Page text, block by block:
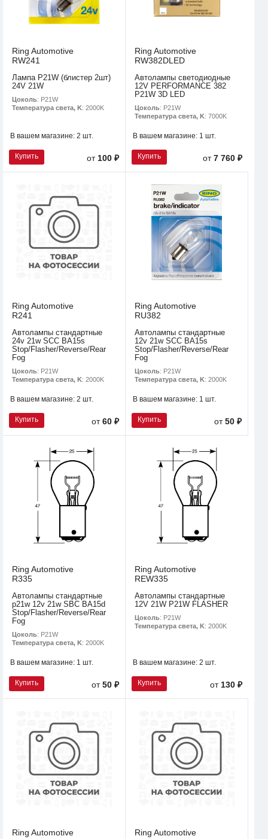
Ring Automotive
RW241
Лампа P21W (блистер 2шт)
24V 21W
Цоколь: P21W
Температура света, K: 2000K
В вашем магазине: 2 шт.
Купить от 100 ₽
Ring Automotive
RW382DLED
Автолампы светодиодные
12V PERFORMANCE 382
P21W 3D LED
Цоколь: P21W
Температура света, K: 7000K
В вашем магазине: 1 шт.
Купить от7 760 ₽
Ring Automotive
R241
Автолампы стандартные
24v 21w SCC BA15s
Stop/Flasher/Reverse/Rear
Fog
Цоколь: P21W
Температура света, K: 2000K
В вашем магазине: 2 шт.
Купить от60 ₽
Ring Automotive
RU382
Автолампы стандартные
12v 21w SCC BA15s
Stop/Flasher/Reverse/Rear
Fog
Цоколь: P21W
Температура света, K: 2000K
В вашем магазине: 1 шт.
Купить от50 ₽
Ring Automotive
R335
Автолампы стандартные
p21w 12v 21w SBC BA15d
Stop/Flasher/Reverse/Rear
Fog
Цоколь: P21W
Температура света, K: 2000K
В вашем магазине: 1 шт.
Купить от50 ₽
Ring Automotive
REW335
Автолампы стандартные
12V 21W P21W FLASHER
Цоколь: P21W
Температура света, K: 2000K
В вашем магазине: 2 шт.
Купить от 130 ₽
Ring Automotive
Ring Automotive